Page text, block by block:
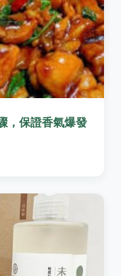
，保證香氣爆發